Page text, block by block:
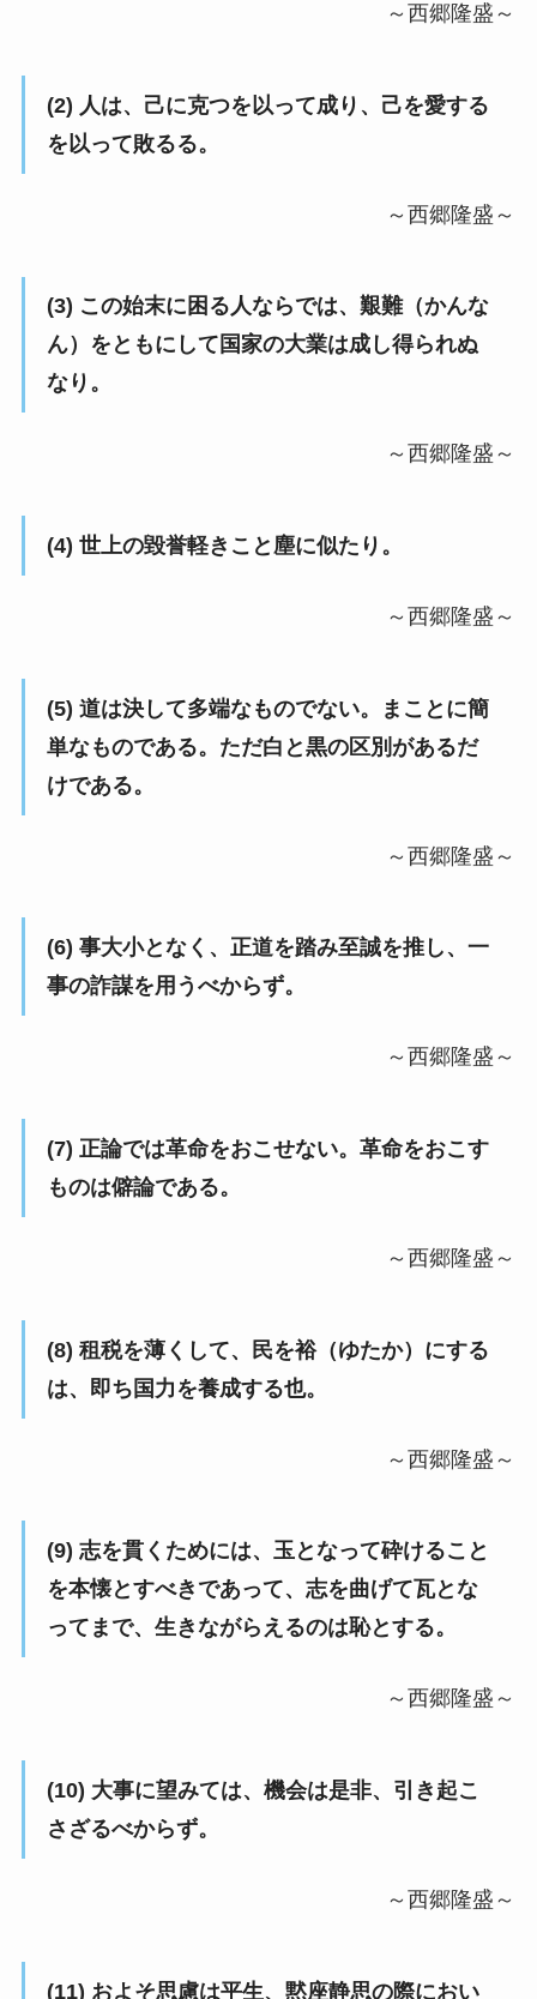
～西郷隆盛～
(2) 人は、己に克つを以って成り、己を愛する
を以って敗るる。
～西郷隆盛～
(3) この始末に困る人ならでは、艱難（かんな
ん）をともにして国家の大業は成し得られぬ
なり。
～西郷隆盛～
(4) 世上の毀誉軽きこと塵に似たり。
～西郷隆盛～
(5) 道は決して多端なものでない。まことに簡
単なものである。ただ白と黒の区別があるだ
けである。
～西郷隆盛～
(6) 事大小となく、正道を踏み至誠を推し、一
事の詐謀を用うべからず。
～西郷隆盛～
(7) 正論では革命をおこせない。革命をおこす
ものは僻論である。
～西郷隆盛～
(8) 租税を薄くして、民を裕（ゆたか）にする
は、即ち国力を養成する也。
～西郷隆盛～
(9) 志を貫くためには、玉となって砕けること
を本懐とすべきであって、志を曲げて瓦とな
ってまで、生きながらえるのは恥とする。
～西郷隆盛～
(10) 大事に望みては、機会は是非、引き起こ
さざるべからず。
～西郷隆盛～
(11) およそ思慮は平生、黙座静思の際におい